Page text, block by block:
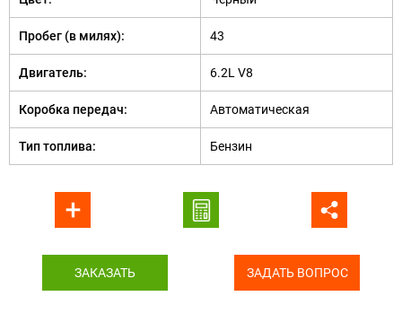
Пробег (в милях): 43
Двигатель: 6.2L V8
Коробка передач: Автоматическая
Тип топлива: Бензин
ЗАКАЗАТЬ ЗАДАТЬ ВОПРОС